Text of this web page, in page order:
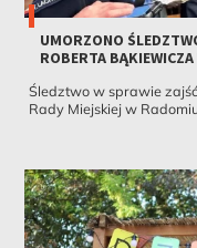
UMORZONO
ROBERTA
Śledztwo w sprawie
Rady Miejskiej w